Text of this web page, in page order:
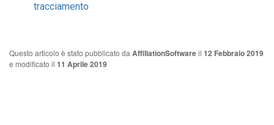
tracciamento
Questo articolo è stato pubblicato da AffiliationSoftwareil 12 Febbraio 2019
e modificato il 11 Aprile 2019